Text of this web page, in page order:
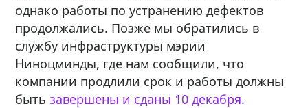
однако работы по устранению дефектов
продолжались. Позже мы обратились в
службу инфраструктуры мэрии
Ниноцминды, где нам сообщили, что
компании продлили срок и работы должны
бытьзавершены и сданы 10 декабря.